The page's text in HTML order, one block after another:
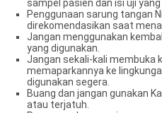
sampel pasien dan isi uji yang
Penggunaan sarung tangan
direkomendasikan saat
Jangan menggunakan
yang digunakan.
Jangan sekali-kali membuka
memaparkannya ke
digunakan segera.
Buang dan jangan gunakan
atau terjatuh.